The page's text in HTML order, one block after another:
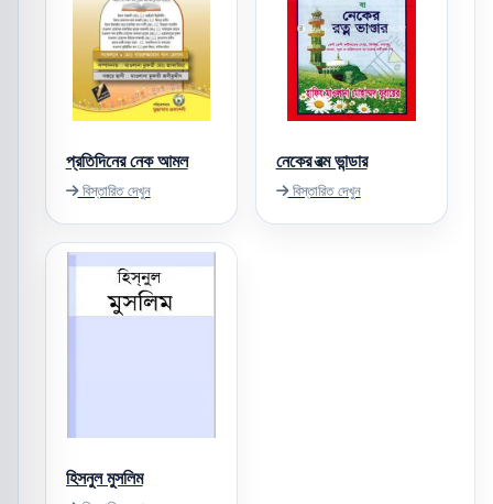
প্রতিদিনের নেক আমল
বিস্তারিত দেখুন
নেকের রত্ম ভান্ডার
বিস্তারিত দেখুন
হিসনুল মুসলিম